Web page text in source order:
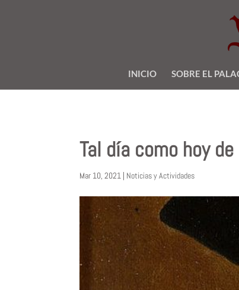
INICIO SOBRE EL
Tal día como hoy
Mar 10, 2021 | Noticias y Actividades